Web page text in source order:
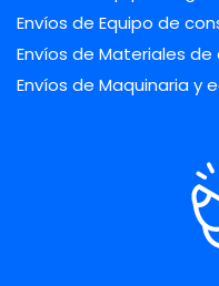
Envíos de Equipo de
Envíos de Materiales
Envíos de Maquinaria y